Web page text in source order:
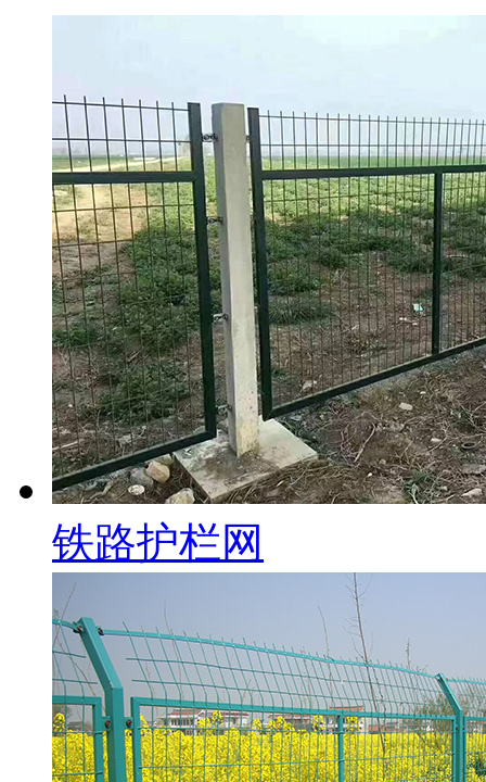
铁路护栏网